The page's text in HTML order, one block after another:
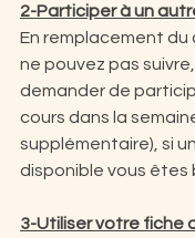
2-Participer à un
En remplacement du
ne pouvez pas
demander de
cours dans la
supplémentaire), si
disponible vous êtes
3-Utiliser votre fiche